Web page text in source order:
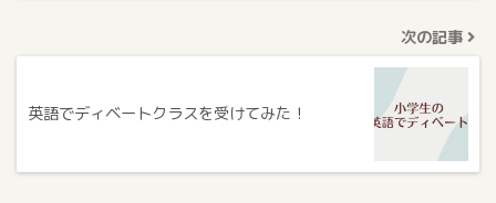
次の記事
英語でディベートクラスを受けてみた！